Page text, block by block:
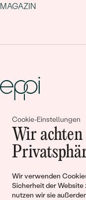
Cookie-Einstellungen
Wir
Wir verwenden
Sicherheit der
nutzen wir sie
MAGAZIN
Gemeinsam
Liebe
Begleiten Sie uns!